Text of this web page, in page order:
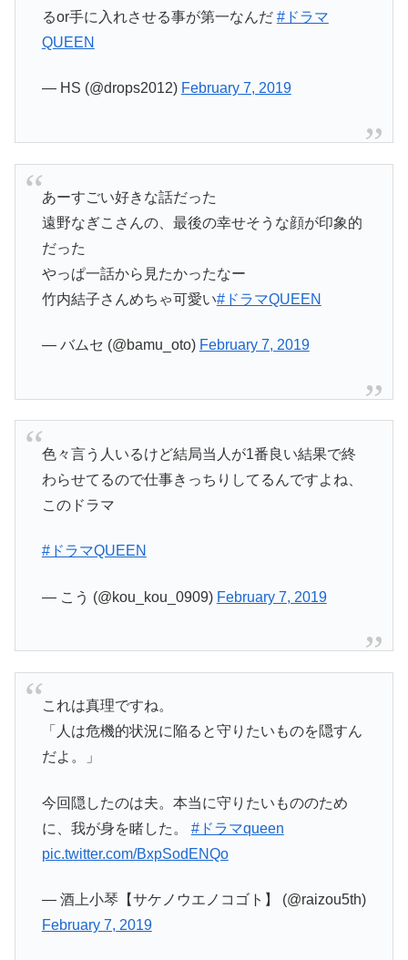
るor手に入れさせる事が第一なんだ #ドラマ
QUEEN
— HS (@drops2012) February 7, 2019
あーすごい好きな話だった
遠野なぎこさんの、最後の幸せそうな顔が印象的
だった
やっぱ一話から見たかったなー
竹内結子さんめちゃ可愛い#ドラマQUEEN
— バムセ (@bamu_oto) February 7, 2019
色々言う人いるけど結局当人が1番良い結果で終
わらせてるので仕事きっちりしてるんですよね、
このドラマ
#ドラマQUEEN
— こう (@kou_kou_0909) February 7, 2019
これは真理ですね。
「人は危機的状況に陥ると守りたいものを隠すん
だよ。」
今回隠したのは夫。本当に守りたいもののため
に、我が身を睹した。 #ドラマqueen
pic.twitter.com/BxpSodENQo
— 酒上小琴【サケノウエノコゴト】 (@raizou5th)
February 7, 2019